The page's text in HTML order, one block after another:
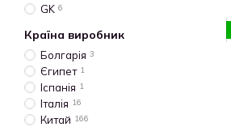
GK 6
Країна виробник
Болгарія 3
Єгипет 1
Іспанія 1
Італія 16
Китай 166